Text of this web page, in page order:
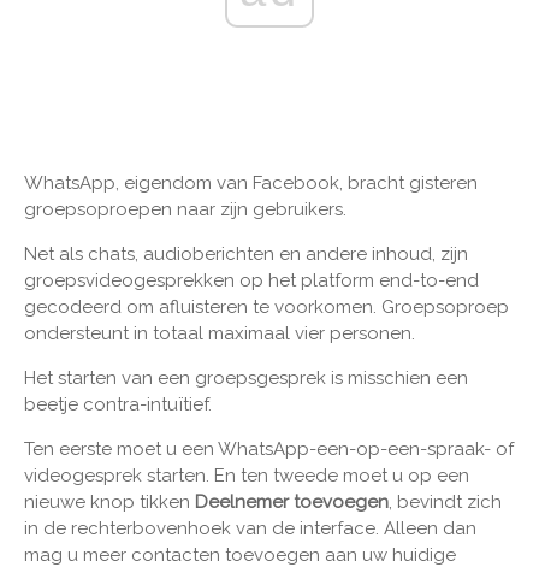
WhatsApp, eigendom van Facebook, bracht gisteren
groepsoproepen naar zijn gebruikers.
Net als chats, audioberichten en andere inhoud, zijn
groepsvideogesprekken op het platform end-to-end
gecodeerd om afluisteren te voorkomen. Groepsoproep
ondersteunt in totaal maximaal vier personen.
Het starten van een groepsgesprek is misschien een
beetje contra-intuïtief.
Ten eerste moet u een WhatsApp-een-op-een-spraak- of
videogesprek starten. En ten tweede moet u op een
nieuwe knop tikken Deelnemer toevoegen , bevindt zich
in de rechterbovenhoek van de interface. Alleen dan
mag u meer contacten toevoegen aan uw huidige